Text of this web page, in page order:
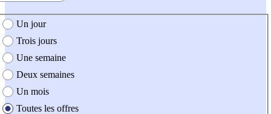
création de l'offre
Un jour
Trois jours
Une semaine
Deux semaines
Un mois
Toutes les offres